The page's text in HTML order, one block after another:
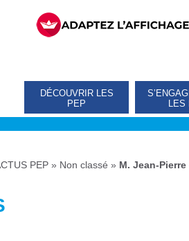
DÉCOUVRIR LES
PEP
LES
PEP » Non classé » M. Jean-